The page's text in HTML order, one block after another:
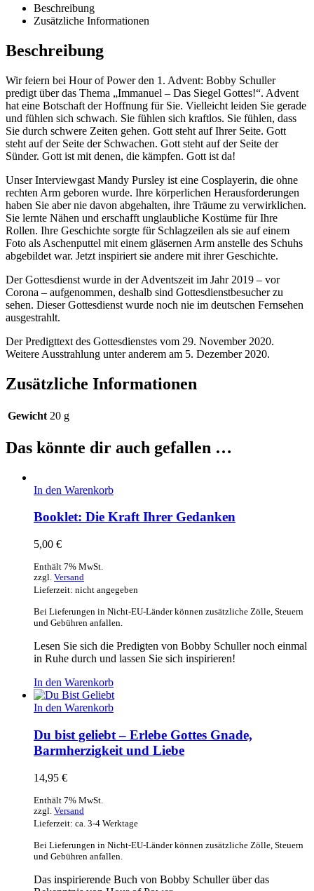
Beschreibung
Zusätzliche Informationen
Beschreibung
Wir feiern bei Hour of Power den 1. Advent: Bobby Schuller
predigt über das Thema „Immanuel – Das Siegel Gottes!“. Advent
hat eine Botschaft der Hoffnung für Sie. Vielleicht leiden Sie gerade
und fühlen sich schwach. Sie fühlen sich kraftlos. Sie fühlen, dass
Sie durch schwere Zeiten gehen. Gott steht auf Ihrer Seite. Gott
steht auf der Seite der Schwachen. Gott steht auf der Seite der
Sünder. Gott ist mit denen, die kämpfen. Gott ist da!
Unser Interviewgast Mandy Pursley ist eine Cosplayerin, die ohne
rechten Arm geboren wurde. Ihre körperlichen Herausforderungen
haben Sie aber nie davon abgehalten, ihre Träume zu verwirklichen.
Sie lernte Nähen und erschafft unglaubliche Kostüme für Ihre
Rollen. Ihre Geschichte sorgte für Schlagzeilen als sie auf einem
Foto als Aschenputtel mit einem gläsernen Arm anstelle des Schuhs
abgebildet war. Jetzt inspiriert sie andere mit ihrer Geschichte.
Der Gottesdienst wurde in der Adventszeit im Jahr 2019 – vor
Corona – aufgenommen, deshalb sind Gottesdienstbesucher zu
sehen. Dieser Gottesdienst wurde noch nie im deutschen Fernsehen
ausgestrahlt.
Der Predigttext des Gottesdienstes vom 29. November 2020.
Weitere Ausstrahlung unter anderem am 5. Dezember 2020.
Zusätzliche Informationen
Gewicht 20 g
Das könnte dir auch gefallen …
In den Warenkorb
Booklet: Die Kraft Ihrer Gedanken
5,00 €
Enthält 7% MwSt.
zzgl. Versand
Lieferzeit: nicht angegeben
Bei Lieferungen in Nicht-EU-Länder können zusätzliche Zölle, Steuern
und Gebühren anfallen.
Lesen Sie sich die Predigten von Bobby Schuller noch einmal
in Ruhe durch und lassen Sie sich inspirieren!
In den Warenkorb
In den Warenkorb
Du bist geliebt – Erlebe Gottes Gnade,
Barmherzigkeit und Liebe
14,95 €
Enthält 7% MwSt.
zzgl. Versand
Lieferzeit: ca. 3-4 Werktage
Bei Lieferungen in Nicht-EU-Länder können zusätzliche Zölle, Steuern
und Gebühren anfallen.
Das inspirierende Buch von Bobby Schuller über das